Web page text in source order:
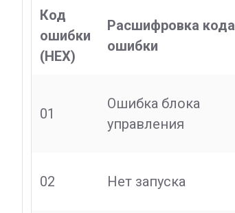
Код
ошибки
(HEX)
Расшифровка кода
ошибки
01
Ошибка блока
управления
02 Нет запуска